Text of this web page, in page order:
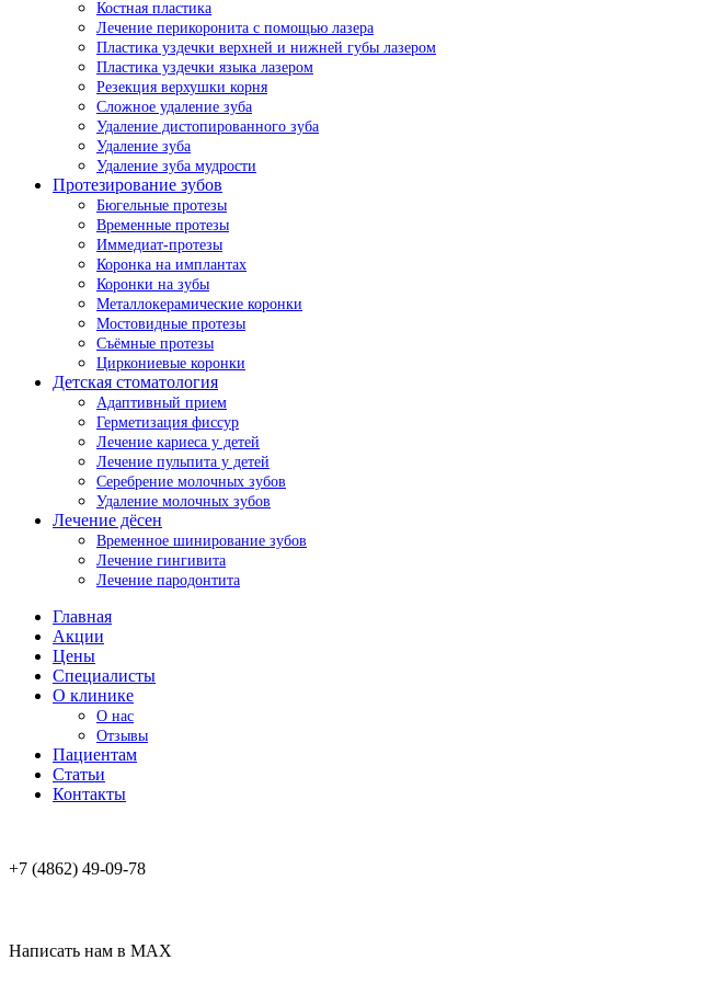
Костная пластика
Лечение перикоронита с помощью лазера
Пластика уздечки верхней и нижней губы лазером
Пластика уздечки языка лазером
Резекция верхушки корня
Сложное удаление зуба
Удаление дистопированного зуба
Удаление зуба
Удаление зуба мудрости
Протезирование зубов
Бюгельные протезы
Временные протезы
Иммедиат-протезы
Коронка на имплантах
Коронки на зубы
Металлокерамические коронки
Мостовидные протезы
Съёмные протезы
Циркониевые коронки
Детская стоматология
Адаптивный прием
Герметизация фиссур
Лечение кариеса у детей
Лечение пульпита у детей
Серебрение молочных зубов
Удаление молочных зубов
Лечение дёсен
Временное шинирование зубов
Лечение гингивита
Лечение пародонтита
Главная
Акции
Цены
Специалисты
О клинике
О нас
Отзывы
Пациентам
Статьи
Контакты
+7 (4862) 49-09-78
Написать нам в MAX